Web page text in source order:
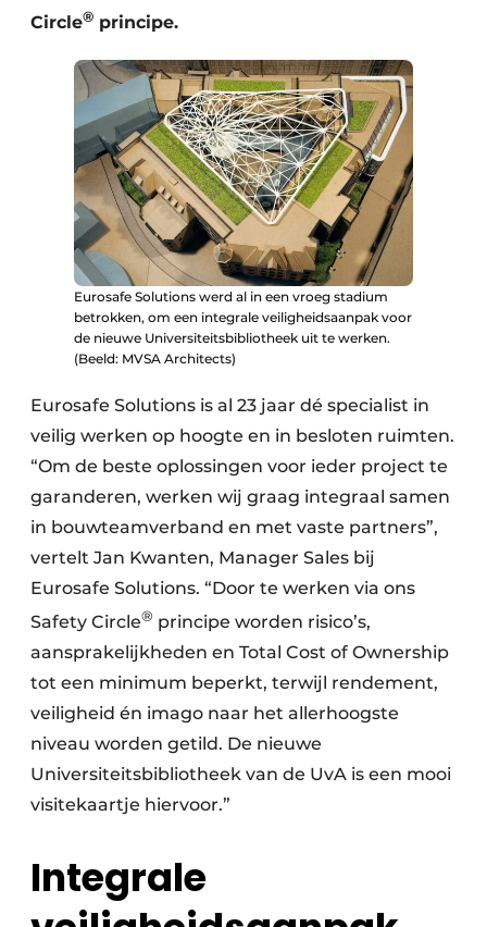
Circle® principe.
Eurosafe Solutions werd al in een vroeg stadium
betrokken, om een integrale veiligheidsaanpak voor
de nieuwe Universiteitsbibliotheek uit te werken.
(Beeld: MVSA Architects)
Eurosafe Solutions is al 23 jaar dé specialist in
veilig werken op hoogte en in besloten ruimten.
“Om de beste oplossingen voor ieder project te
garanderen, werken wij graag integraal samen
in bouwteamverband en met vaste partners”,
vertelt Jan Kwanten, Manager Sales bij
Eurosafe Solutions. “Door te werken via ons
Safety Circle® principe worden risico’s,
aansprakelijkheden en Total Cost of Ownership
tot een minimum beperkt, terwijl rendement,
veiligheid én imago naar het allerhoogste
niveau worden getild. De nieuwe
Universiteitsbibliotheek van de UvA is een mooi
visitekaartje hiervoor.”
Integrale